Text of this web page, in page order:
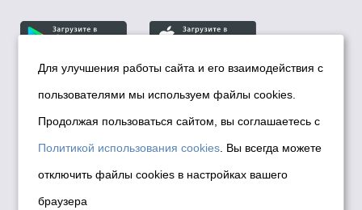
© Департамент информационной политики мэрии
города Новосибирска, 2026
Политика использования Cookies
Политика по обработке персональных
данных в информационных системах
мэрии города Новосибирска
Для улучшения работы сайта и его взаимодействия с
пользователями мы используем файлы cookies.
Продолжая пользоваться сайтом, вы соглашаетесь с
Политикой использования cookies . Вы всегда можете
отключить файлы cookies в настройках вашего
браузера